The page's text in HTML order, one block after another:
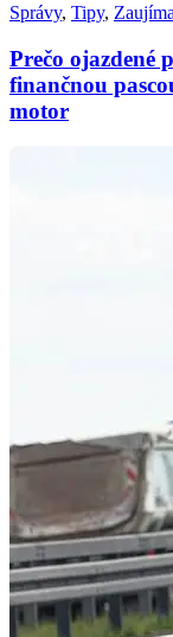
Správy, Tipy,
Prečo ojazdené
finančnou
motor